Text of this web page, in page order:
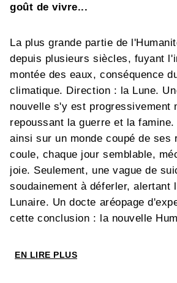
goût de vivre...
La plus grande partie de
depuis plusieurs siècles, fuyant
montée des eaux, conséquence
climatique. Direction : la Lune.
nouvelle s'y est progressivement
repoussant la guerre et la
ainsi sur un monde coupé de ses
coule, chaque jour semblable,
joie. Seulement, une vague de
soudainement à déferler, alertant
Lunaire. Un docte aréopage
cette conclusion : la nouvelle
Six "histoirnautes" prennent alors
EN LIRE PLUS